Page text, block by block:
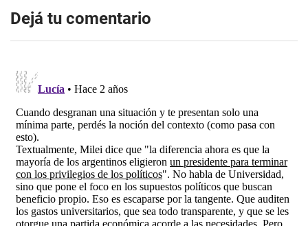
Dejá tu comentario